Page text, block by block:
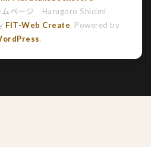
ページ Harugoro Shicimi
FIT-Web Create. Powered by
.